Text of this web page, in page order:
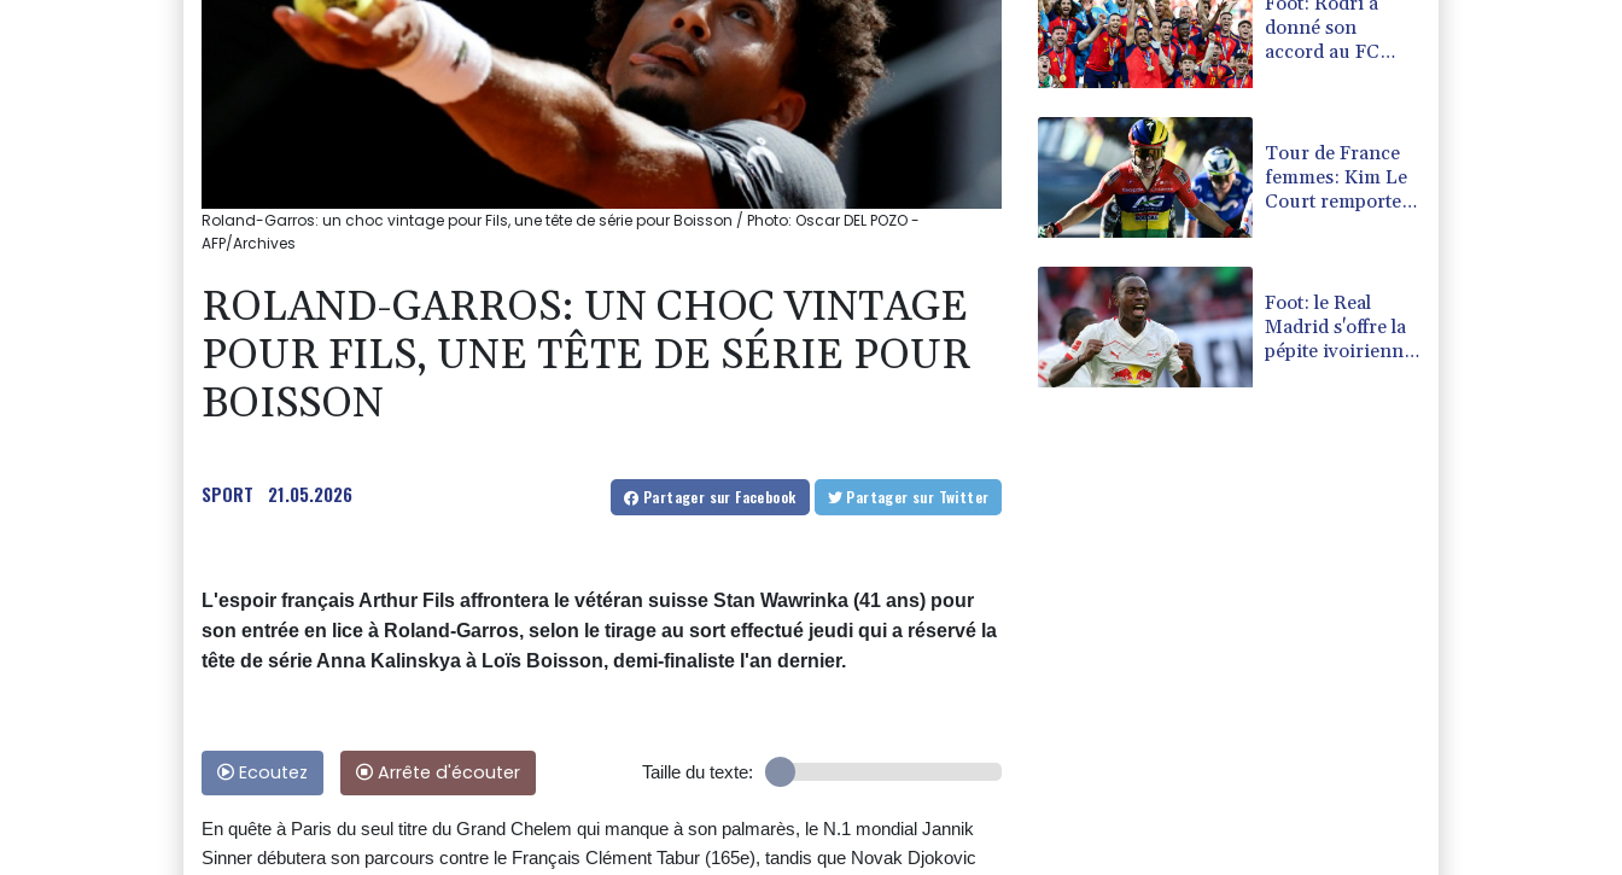
Roland-Garros: un choc vintage pour Fils, une tête de série pour Boisson / Photo: Oscar DEL POZO -
AFP/Archives
ROLAND-GARROS: UN CHOC VINTAGE
POUR FILS, UNE TÊTE DE SÉRIE POUR
BOISSON
SPORT 21.05.2026 Partager sur Facebook Partager sur Twitter
L'espoir français Arthur Fils affrontera le vétéran suisse Stan Wawrinka (41 ans) pour
son entrée en lice à Roland-Garros, selon le tirage au sort effectué jeudi qui a réservé la
tête de série Anna Kalinskya à Loïs Boisson, demi-finaliste l'an dernier.
Ecoutez Arrête d'écouter Taille du texte:
En quête à Paris du seul titre du Grand Chelem qui manque à son palmarès, le N.1 mondial Jannik
Sinner débutera son parcours contre le Français Clément Tabur (165e), tandis que Novak Djokovic
donné son
accord au FC
Tour de France
femmes: Kim Le
Court remporte
jaune
Foot: le Real
Madrid s'offre la
pépite ivoirienne